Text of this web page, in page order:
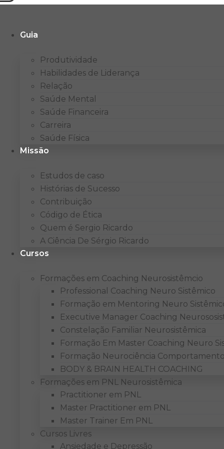
Guia
Produtividade
Habilidades de Liderança
Relação
Saúde Mental
Saúde Financeira
Carreira
Saúde Física
Missão
Estudos de caso
Histórias de Sucesso
Contribuição
Código de Ética
Quem é Sergio Ricardo
A Ciência De Sérgio Ricardo
Cursos
Formações em Coaching Neurosistêmcio
Professional Coaching Neuro Sistêmico
Formação em Mentoring Neuro
Executive Manager Coaching
Constelação Familiar Neurosistêmica
Formação Em Master Coaching Neuro
Formação Neurociência
BODY & BRAIN HEALTH COACHING
Formações em PNL Neurosistêmica
Practitioner em PNL
Master Practitioner em PNL
Master Trainer Em PNL
Cursos Livres
Ansiedade e Depressão